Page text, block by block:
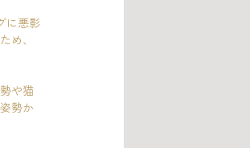
に悪影
め、
や猫
勢か